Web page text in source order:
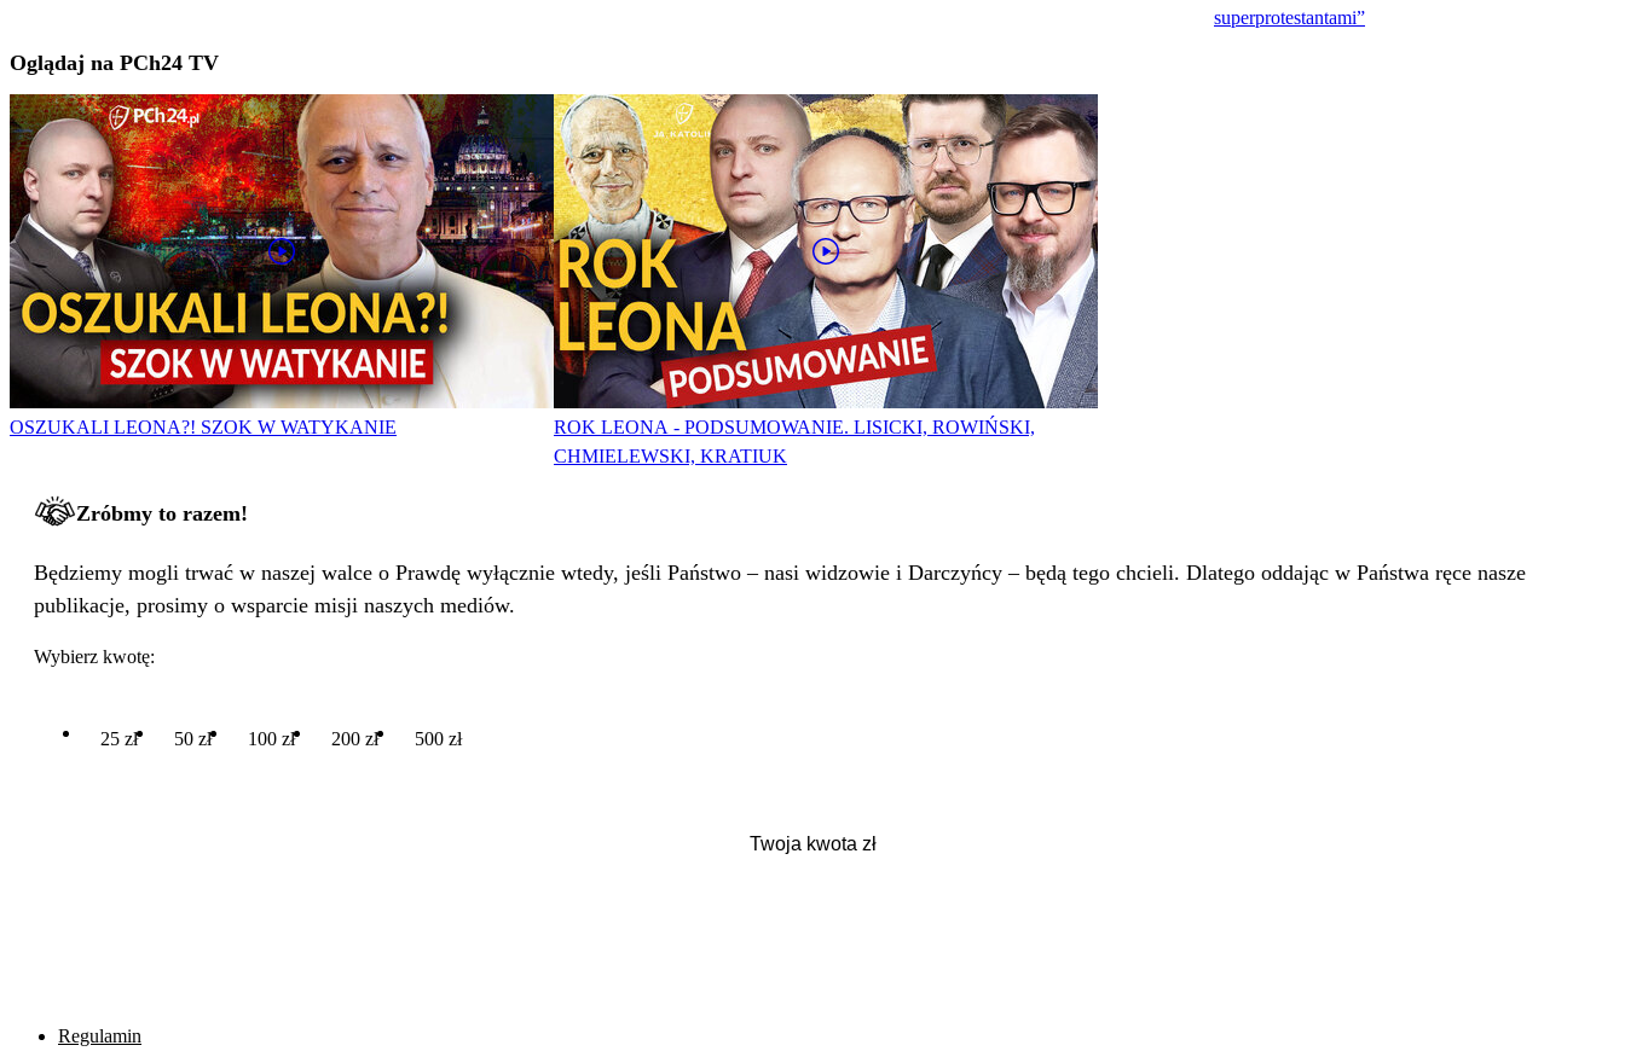
superprotestantami”
Oglądaj na PCh24 TV
OSZUKALI LEONA?! SZOK W WATYKANIE
ROK LEONA - PODSUMOWANIE. LISICKI, ROWIŃSKI,
CHMIELEWSKI, KRATIUK
Zróbmy to razem!
Będziemy mogli trwać w naszej walce o Prawdę wyłącznie wtedy, jeśli Państwo – nasi widzowie i Darczyńcy – będą tego chcieli. Dlatego oddając w Państwa ręce nasze
publikacje, prosimy o wsparcie misji naszych mediów.
Wybierz kwotę:
25 zł 50 zł 100 zł 200 zł 500 zł
Regulamin